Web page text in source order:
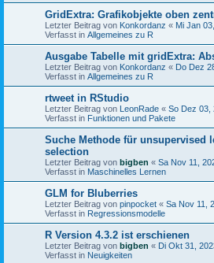
GridExtra: Grafikobjekte oben
Letzter Beitrag von Konkordanz « Mi Jan
Verfasst in Allgemeines zu R
Ausgabe Tabelle mit gridExtra:
Letzter Beitrag von Konkordanz « Do Dez
Verfasst in Allgemeines zu R
rtweet in RStudio
Letzter Beitrag von LeonRade « So Dez 03,
Verfasst in Funktionen und Pakete
Suche Methode für unsupervised
selection
Letzter Beitrag von bigben « Sa Nov 11,
Verfasst in Maschinelles Lernen
GLM for Bluberries
Letzter Beitrag von pinpocket « Sa Nov 11,
Verfasst in Regressionsmodelle
R Version 4.3.2 ist erschienen
Letzter Beitrag von bigben « Di Okt 31,
Verfasst in Neuigkeiten